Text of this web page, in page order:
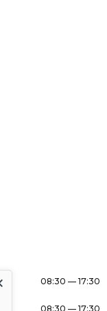
08:30 — 17:30
08:30 — 17:30